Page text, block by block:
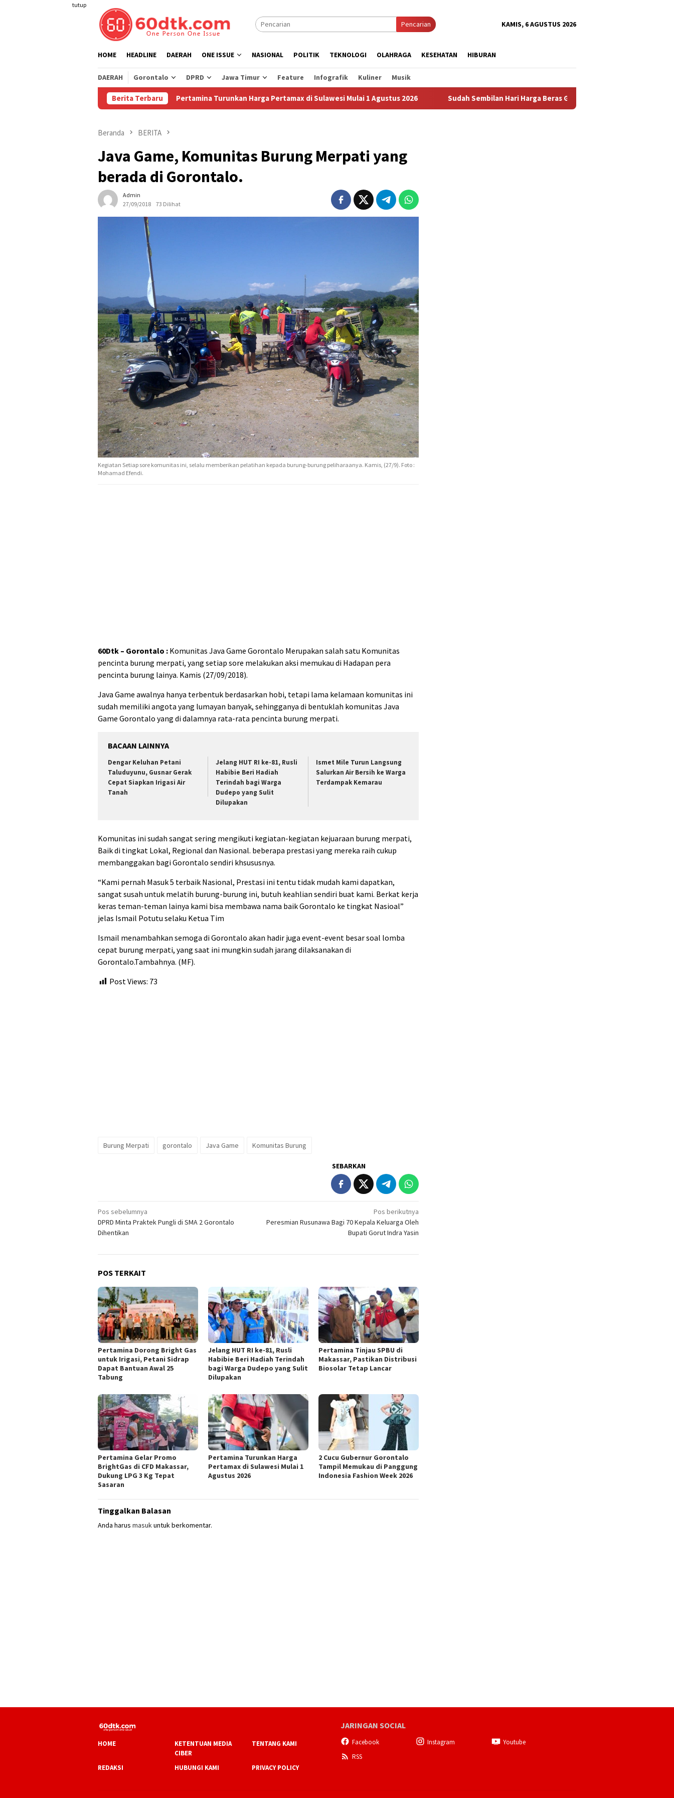
tutup
Pencarian KAMIS, 6 AGUSTUS 2026
HOME HEADLINE DAERAH ONE ISSUE NASIONAL POLITIK TEKNOLOGI OLAHRAGA KESEHATAN HIBURAN
DAERAH Gorontalo DPRD Jawa Timur Feature Infografik Kuliner Musik
Berita Terbaru
Pertamina Turunkan Harga Pertamax di Sulawesi Mulai 1 Agustus 2026 Sudah Sembilan Hari Harga Beras Gorontalo Termahal di Indonesia, Pemprov
Beranda BERITA
Java Game, Komunitas Burung Merpati yang
berada di Gorontalo.
Admin
27/09/2018
73 Dilihat
Kegiatan Setiap sore komunitas ini, selalu memberikan pelatihan kepada burung-burung peliharaanya. Kamis, (27/9). Foto :
Mohamad Efendi.
60Dtk – Gorontalo : Komunitas Java Game Gorontalo Merupakan salah satu Komunitas
pencinta burung merpati, yang setiap sore melakukan aksi memukau di Hadapan pera
pencinta burung lainya. Kamis (27/09/2018).
Java Game awalnya hanya terbentuk berdasarkan hobi, tetapi lama kelamaan komunitas ini
sudah memiliki angota yang lumayan banyak, sehingganya di bentuklah komunitas Java
Game Gorontalo yang di dalamnya rata-rata pencinta burung merpati.
BACAAN LAINNYA
Dengar Keluhan Petani
Taluduyunu, Gusnar Gerak
Cepat Siapkan Irigasi Air
Tanah
Jelang HUT RI ke-81, Rusli
Habibie Beri Hadiah
Terindah bagi Warga
Dudepo yang Sulit
Dilupakan
Ismet Mile Turun Langsung
Salurkan Air Bersih ke Warga
Terdampak Kemarau
Komunitas ini sudah sangat sering mengikuti kegiatan-kegiatan kejuaraan burung merpati,
Baik di tingkat Lokal, Regional dan Nasional. beberapa prestasi yang mereka raih cukup
membanggakan bagi Gorontalo sendiri khsususnya.
“Kami pernah Masuk 5 terbaik Nasional, Prestasi ini tentu tidak mudah kami dapatkan,
sangat susah untuk melatih burung-burung ini, butuh keahlian sendiri buat kami. Berkat kerja
keras teman-teman lainya kami bisa membawa nama baik Gorontalo ke tingkat Nasioal”
jelas Ismail Potutu selaku Ketua Tim
Ismail menambahkan semoga di Gorontalo akan hadir juga event-event besar soal lomba
cepat burung merpati, yang saat ini mungkin sudah jarang dilaksanakan di
Gorontalo.Tambahnya. (MF).
Post Views: 73
Burung Merpati gorontalo Java Game Komunitas Burung
SEBARKAN
Navigasi
pos
Pos sebelumnya
DPRD Minta Praktek Pungli di SMA 2 Gorontalo
Dihentikan
Pos berikutnya
Peresmian Rusunawa Bagi 70 Kepala Keluarga Oleh
Bupati Gorut Indra Yasin
POS TERKAIT
Pertamina Dorong Bright Gas
untuk Irigasi, Petani Sidrap
Dapat Bantuan Awal 25
Tabung
Jelang HUT RI ke-81, Rusli
Habibie Beri Hadiah Terindah
bagi Warga Dudepo yang Sulit
Dilupakan
Pertamina Tinjau SPBU di
Makassar, Pastikan Distribusi
Biosolar Tetap Lancar
Pertamina Gelar Promo
BrightGas di CFD Makassar,
Dukung LPG 3 Kg Tepat
Sasaran
Pertamina Turunkan Harga
Pertamax di Sulawesi Mulai 1
Agustus 2026
2 Cucu Gubernur Gorontalo
Tampil Memukau di Panggung
Indonesia Fashion Week 2026
Tinggalkan Balasan
Anda harus masukuntuk berkomentar.
HOME
KETENTUAN MEDIA
CIBER
TENTANG KAMI
REDAKSI HUBUNGI KAMI PRIVACY POLICY
JARINGAN SOCIAL
Facebook Instagram
Youtube
RSS